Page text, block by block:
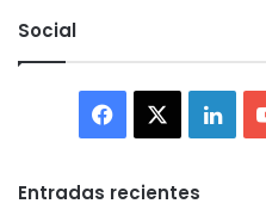
Social
Facebook
Entradas recientes